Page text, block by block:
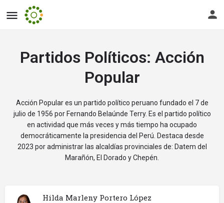
Partidos Políticos: Acción
Popular
Acción Popular es un partido político peruano fundado el 7 de
julio de 1956 por Fernando Belaúnde Terry. Es el partido político
en actividad que más veces y más tiempo ha ocupado
democráticamente la presidencia del Perú. Destaca desde
2023 por administrar las alcaldías provinciales de: Datem del
Marañón, El Dorado y Chepén.
Hilda Marleny Portero López